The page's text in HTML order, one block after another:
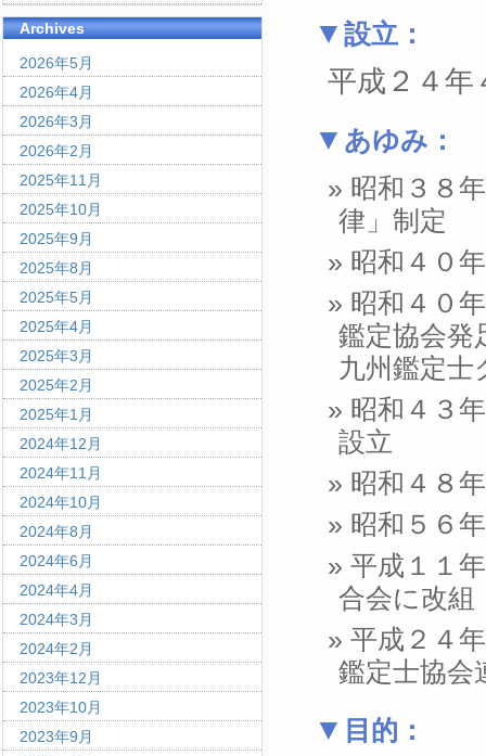
設立：
平成２４年
あゆみ：
昭和３８
律」制定
昭和４０
昭和４０
鑑定協会発
九州鑑定士
昭和４３
設立
昭和４８
昭和５６
平成１１
合会に改組
平成２４
鑑定士協会
目的：
Archives
2026年5月
2026年4月
2026年3月
2026年2月
2025年11月
2025年10月
2025年9月
2025年8月
2025年5月
2025年4月
2025年3月
2025年2月
2025年1月
2024年12月
2024年11月
2024年10月
2024年8月
2024年6月
2024年4月
2024年3月
2024年2月
2023年12月
2023年10月
2023年9月